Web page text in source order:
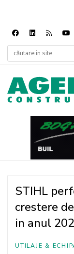
STIHL
crestere
in anul
UTILAJE &